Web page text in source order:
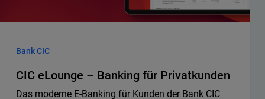
Bank CIC
CIC eLounge – Banking für Privatkunden
Das moderne E-Banking für Kunden der Bank CIC